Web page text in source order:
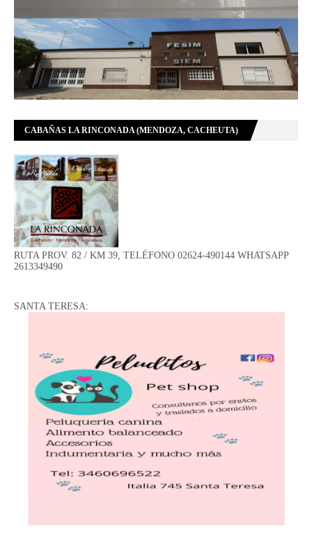
CABAÑAS LA RINCONADA (MENDOZA, CACHEUTA)
RUTA PROV. 82 / KM 39, TELÉFONO 02624-490144 WHATSAPP
2613349490
SANTA TERESA: